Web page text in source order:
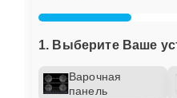
1. Выберите Ваше
Варочная
панель